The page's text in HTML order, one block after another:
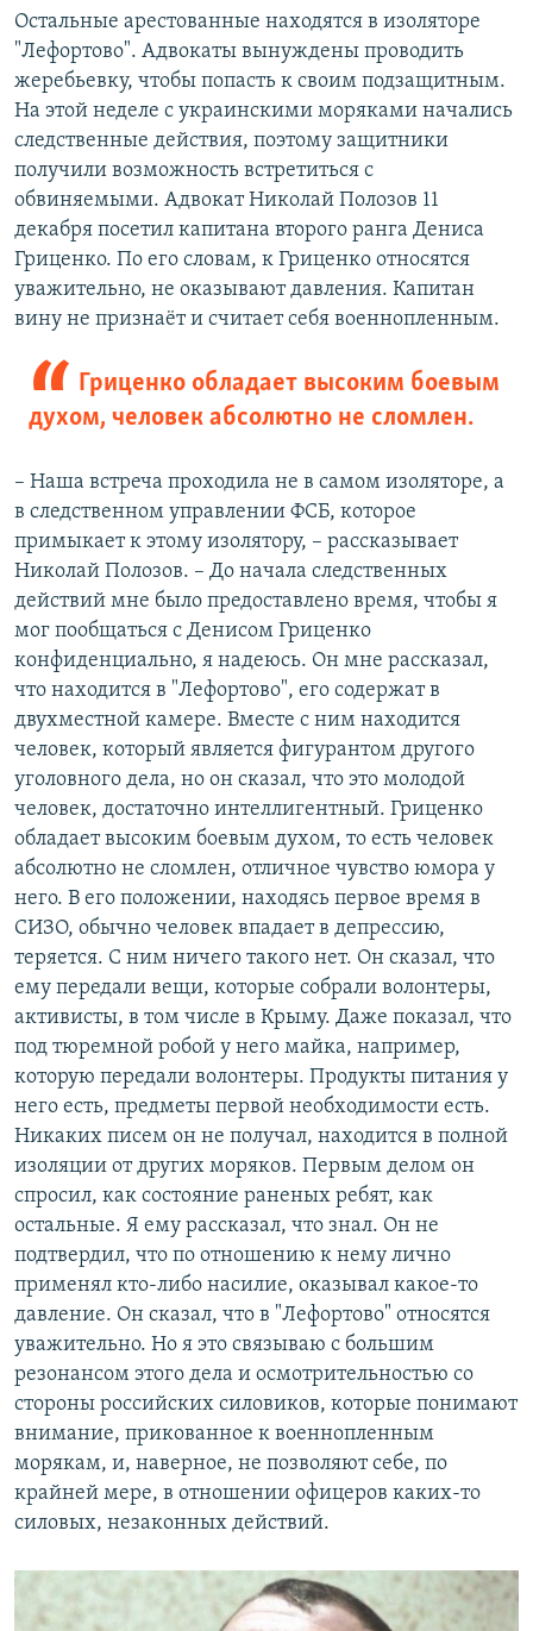
Остальные арестованные находятся в изоляторе
"Лефортово". Адвокаты вынуждены проводить
жеребьевку, чтобы попасть к своим подзащитным.
На этой неделе с украинскими моряками начались
следственные действия, поэтому защитники
получили возможность встретиться с
обвиняемыми. Адвокат Николай Полозов 11
декабря посетил капитана второго ранга Дениса
Гриценко. По его словам, к Гриценко относятся
уважительно, не оказывают давления. Капитан
вину не признаёт и считает себя военнопленным.
Гриценко обладает высоким боевым
духом, человек абсолютно не сломлен.
– Наша встреча проходила не в самом изоляторе, а
в следственном управлении ФСБ, которое
примыкает к этому изолятору, – рассказывает
Николай Полозов. – До начала следственных
действий мне было предоставлено время, чтобы я
мог пообщаться с Денисом Гриценко
конфиденциально, я надеюсь. Он мне рассказал,
что находится в "Лефортово", его содержат в
двухместной камере. Вместе с ним находится
человек, который является фигурантом другого
уголовного дела, но он сказал, что это молодой
человек, достаточно интеллигентный. Гриценко
обладает высоким боевым духом, то есть человек
абсолютно не сломлен, отличное чувство юмора у
него. В его положении, находясь первое время в
СИЗО, обычно человек впадает в депрессию,
теряется. С ним ничего такого нет. Он сказал, что
ему передали вещи, которые собрали волонтеры,
активисты, в том числе в Крыму. Даже показал, что
под тюремной робой у него майка, например,
которую передали волонтеры. Продукты питания у
него есть, предметы первой необходимости есть.
Никаких писем он не получал, находится в полной
изоляции от других моряков. Первым делом он
спросил, как состояние раненых ребят, как
остальные. Я ему рассказал, что знал. Он не
подтвердил, что по отношению к нему лично
применял кто-либо насилие, оказывал какое-то
давление. Он сказал, что в "Лефортово" относятся
уважительно. Но я это связываю с большим
резонансом этого дела и осмотрительностью со
стороны российских силовиков, которые понимают
внимание, прикованное к военнопленным
морякам, и, наверное, не позволяют себе, по
крайней мере, в отношении офицеров каких-то
силовых, незаконных действий.